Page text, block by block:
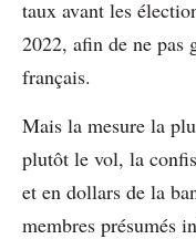
taux avant les
2022, afin de ne pas
français.
Mais la mesure la
plutôt le vol, la
et en dollars de la
membres présumés